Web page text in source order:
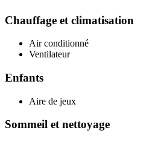
Chauffage et climatisation
Air conditionné
Ventilateur
Enfants
Aire de jeux
Sommeil et nettoyage